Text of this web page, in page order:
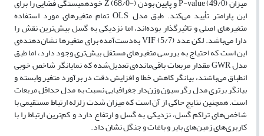
میزان P-value (49/0) و پایین بودن Z (68/0-) خودهمبستگی فضایی را برای
این پارامتر تأیید می‌کند. طبق مدل OLS تمام متغیرهای مورد استفاده
متغیرهای اصلی و تاثیرگذار بوده‌اند، اما نزدیکی به گسل بیش‌ترین نقش را
دارا می‌باشد. لکن عدد VIF (5/7) به‌‌دست‌آمده برای متغیرها نشان‌دهنده‌ی
این است که احتیاج به بررسی متغیرهای مستقل بیش‌تری وجود دارد، اما طبق
مدل GWR مقدار مربعات باقی‌مانده‌ی تعدیل‌شده که نمایانگر شاخص خوبی
انطباق می‌باشند، بیانگر کاهش خطا و افزایش دقت در برآورد متغیر وابسته و
بیانگر برتری مدل رگرسیون وزن‌دار جغرافیایی نسبت به مدل حداقل مربعات
است. همچنین نتایج حاکی از آن است که میزان شدت زلزله ارتباط مستقیمی ‌با
شاخص‌های تراکم گسل، نزدیکی به گسل و ارتفاع دارد و کم‌ترین ارتباط را با
کاربری‌های زمین‌های بایر و باغات و جنگل نشان داد.